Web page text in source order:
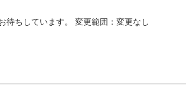
待ちしています。 変更範囲：変更なし